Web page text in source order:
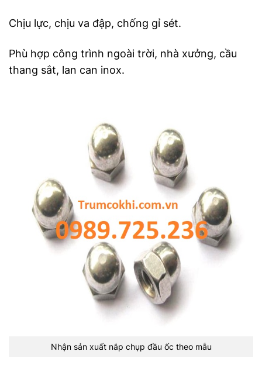
Chịu lực, chịu va đập, chống gỉ sét.
Phù hợp công trình ngoài trời, nhà xưởng, cầu
thang sắt, lan can inox.
Nhận sản xuất nắp chụp đầu ốc theo mẫu